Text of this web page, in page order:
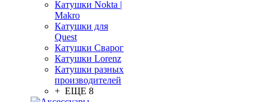
Катушки Nokta |
Makro
Катушки для
Quest
Катушки Сварог
Катушки Lorenz
Катушки разных
производителей
+ ЕЩЕ 8